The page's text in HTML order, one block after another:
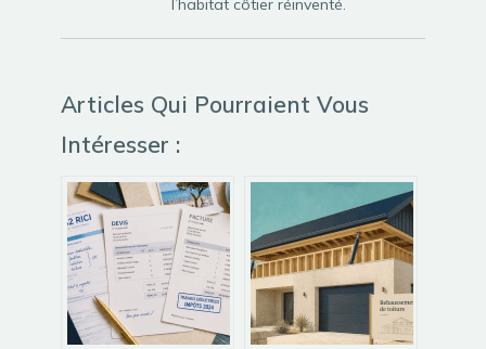
l’habitat côtier réinventé.
Articles Qui Pourraient Vous
Intéresser :